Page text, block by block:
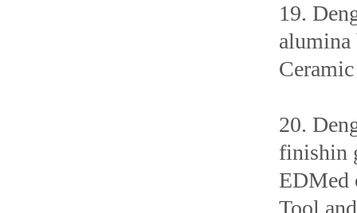
19.
alumina
20.
finishin
EDMed
Tool